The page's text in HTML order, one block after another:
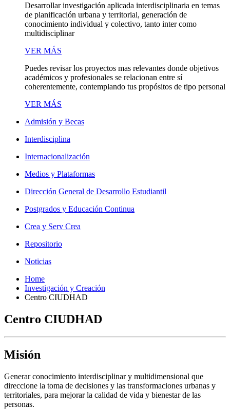
Desarrollar investigación aplicada interdisciplinaria en temas
de planificación urbana y territorial, generación de
conocimiento individual y colectivo, tanto inter como
multidisciplinar
VER MÁS
Puedes revisar los proyectos mas relevantes donde objetivos
académicos y profesionales se relacionan entre sí
coherentemente, contemplando tus propósitos de tipo personal
VER MÁS
Admisión y Becas
Interdisciplina
Internacionalización
Medios y Plataformas
Dirección General de Desarrollo Estudiantil
Postgrados y Educación Continua
Crea y Serv Crea
Repositorio
Noticias
Home
Investigación y Creación
Centro CIUDHAD
Centro CIUDHAD
Misión
Generar conocimiento interdisciplinar y multidimensional que
direccione la toma de decisiones y las transformaciones urbanas y
territoriales, para mejorar la calidad de vida y bienestar de las
personas.